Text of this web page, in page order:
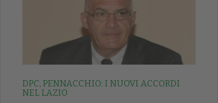
DPC, PENNACCHIO: I NUOVI ACCORDI
NEL LAZIO